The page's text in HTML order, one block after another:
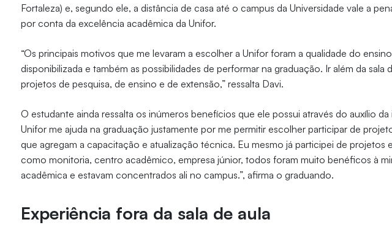
Fortaleza) e, segundo ele, a distância de casa até o campus da Universidade vale a
por conta da excelência acadêmica da Unifor.
“Os principais motivos que me levaram a escolher a Unifor foram a qualidade do
disponibilizada e também as possibilidades de performar na graduação. Ir além da sala
projetos de pesquisa, de ensino e de extensão,” ressalta Davi.
O estudante ainda ressalta os inúmeros benefícios que ele possui através do auxílio da
Unifor me ajuda na graduação justamente por me permitir escolher participar de
que agregam a capacitação e atualização técnica. Eu mesmo já participei de projetos
como monitoria, centro acadêmico, empresa júnior, todos foram muito benéficos à
acadêmica e estavam concentrados ali no campus.”, afirma o graduando.
Experiência fora da sala de aula